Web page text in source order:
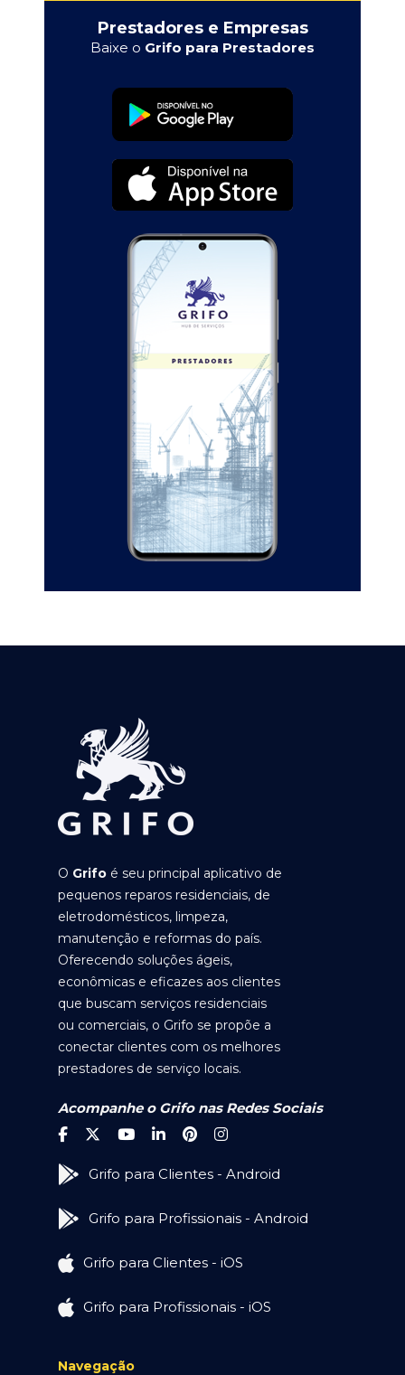
Prestadores e Empresas
Baixe o Grifo para Prestadores
O Grifo é seu principal aplicativo de
pequenos reparos residenciais, de
eletrodomésticos, limpeza,
manutenção e reformas do país.
Oferecendo soluções ágeis,
econômicas e eficazes aos clientes
que buscam serviços residenciais
ou comerciais, o Grifo se propõe a
conectar clientes com os melhores
prestadores de serviço locais.
Acompanhe o Grifo nas Redes Sociais
Grifo para Clientes - Android
Grifo para Profissionais - Android
Grifo para Clientes - iOS
Grifo para Profissionais - iOS
Navegação